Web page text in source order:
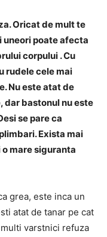
Oricat de mult te
uneori poate afecta
corpului .Cu
rudele cele mai
Nu este atat de
dar bastonul nu este
se pare ca
Exista mai
mare siguranta
grea, este inca un
atat de tanar pe cat
varstnici refuza